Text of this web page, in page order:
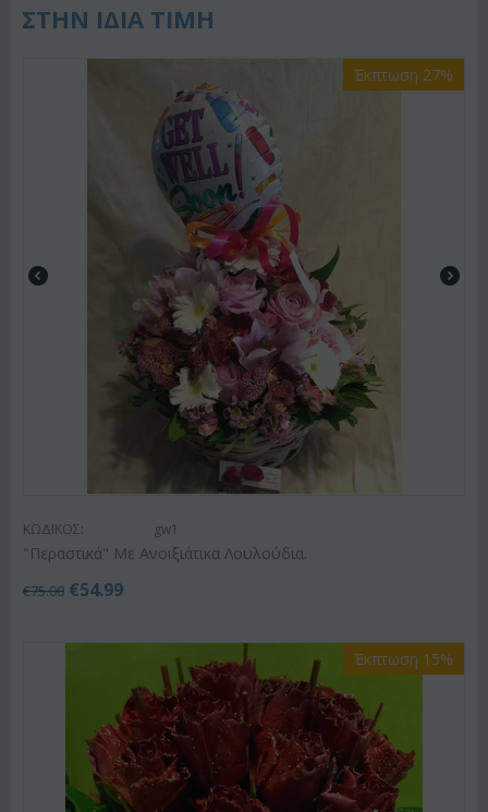
ΣΤΗΝ ΙΔΙΑ ΤΙΜΗ
Έκπτωση 27%
ΚΩΔΙΚΟΣ: gw1
"Περαστικά" Με Ανοιξιάτικα Λουλούδια.
€75.00 €54.99
Έκπτωση 15%